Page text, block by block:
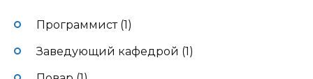
Программист (1)
Заведующий кафедрой (1)